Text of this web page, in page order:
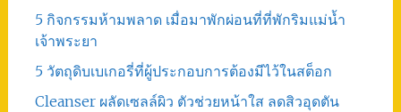
5 กิจกรรมห้ามพลาด เมื่อมาพักผ่อนที่ที่พักริมแม่น้ำ
เจ้าพระยา
5 วัตถุดิบเบเกอรี่ที่ผู้ประกอบการต้องมีไว้ในสต็อก
Cleanser ผลัดเซลล์ผิว ตัวช่วยหน้าใส ลดสิวอุดตัน